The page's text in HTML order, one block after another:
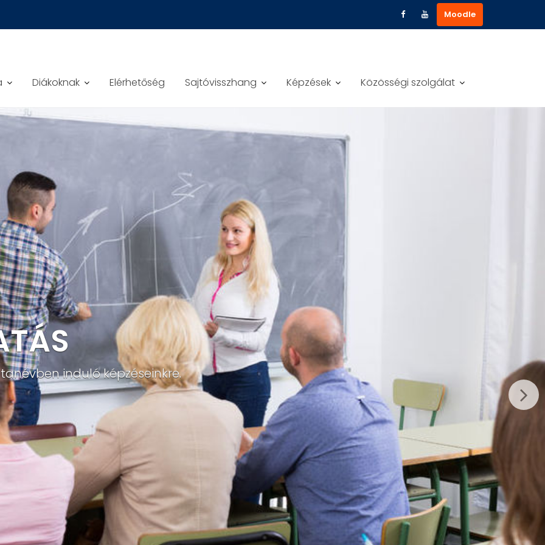
Moodle
Diákoknak Elérhetőség Sajtóvisszhang Képzések Közösségi szolgálat
induló képzéseinkre.